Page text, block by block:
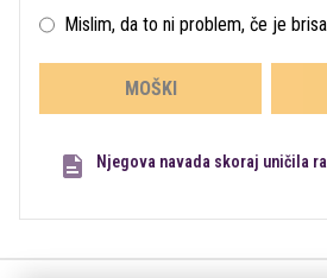
Mislim, da to ni problem, če je
MOŠKI
Njegova navada skoraj uničila